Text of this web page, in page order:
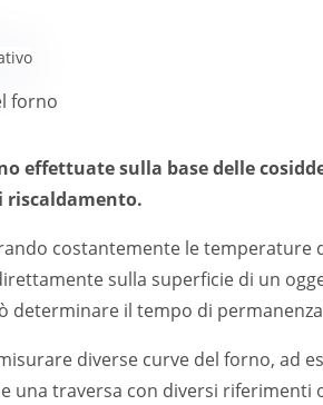
forno
effettuate sulla base delle
riscaldamento.
costantemente le
sulla superficie di un
determinare il tempo di
diverse curve del forno, ad
una traversa con diversi